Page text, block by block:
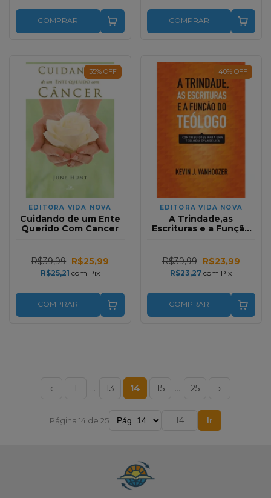
COMPRAR COMPRAR
35% OFF
EDITORA VIDA NOVA
Cuidando de um Ente
Querido Com Cancer
R$39,99 R$25,99
R$25,21 com Pix
COMPRAR
40% OFF
EDITORA VIDA NOVA
A Trindade,as
Escrituras e a Função
R$39,99 R$23,99
R$23,27com Pix
COMPRAR
‹ 1 … 13 14 15 … 25 ›
Página 14 de 25 Ir